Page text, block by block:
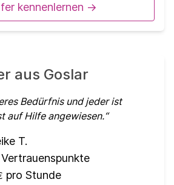
kennenlernen ->
aus Goslar
Bedürfnis und jeder ist
auf Hilfe angewiesen.
T.
Vertrauenspunkte
pro Stunde